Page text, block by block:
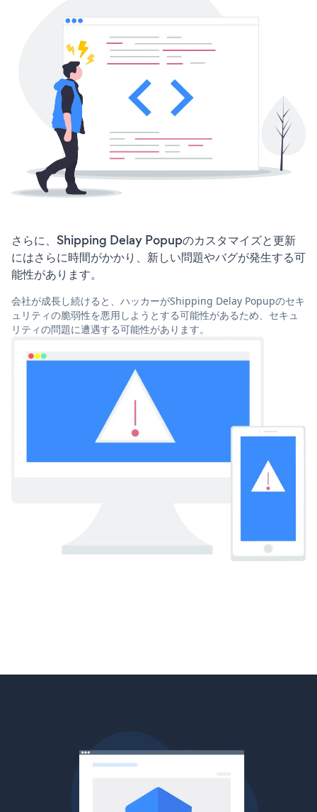
さらに、Shipping Delay Popupのカスタマイズと更新
にはさらに時間がかかり、新しい問題やバグが発生する可
能性があります。
会社が成長し続けると、ハッカーがShipping Delay Popupのセキ
ュリティの脆弱性を悪用しようとする可能性があるため、セキュ
リティの問題に遭遇する可能性があります。